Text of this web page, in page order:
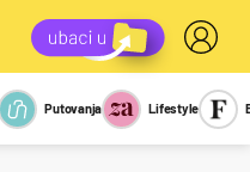
Kviz
Report
Putovanja Lifestyle